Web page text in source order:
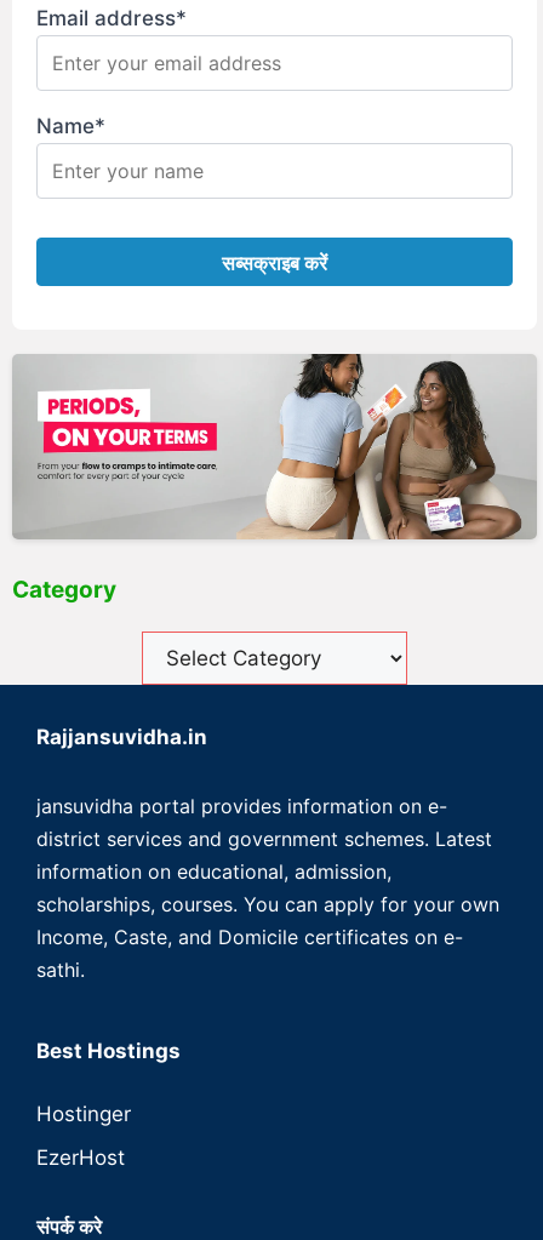
Email address*
Name*
Category
Rajjansuvidha.in
jansuvidha portal provides information on e-
district services and government schemes. Latest
information on educational, admission,
scholarships, courses. You can apply for your own
Income, Caste, and Domicile certificates on e-
sathi.
Best Hostings
Hostinger
EzerHost
संपर्क करे